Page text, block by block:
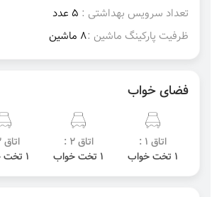
تعداد سرویس بهداشتی : 5 عدد
ظرفیت پارکینگ ماشین :8 ماشین
فضای خواب
اتاق 1 :
1 تخت خواب
اتاق 2 :
1 تخت خواب
اتاق 3 :
1 تخت خواب